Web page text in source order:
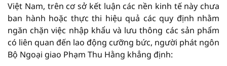
Việt Nam, trên cơ sở kết luận các nền kinh tế này chưa
ban hành hoặc thực thi hiệu quả các quy định nhằm
ngăn chặn việc nhập khẩu và lưu thông các sản phẩm
có liên quan đến lao động cưỡng bức, người phát ngôn
Bộ Ngoại giao Phạm Thu Hằng khẳng định: